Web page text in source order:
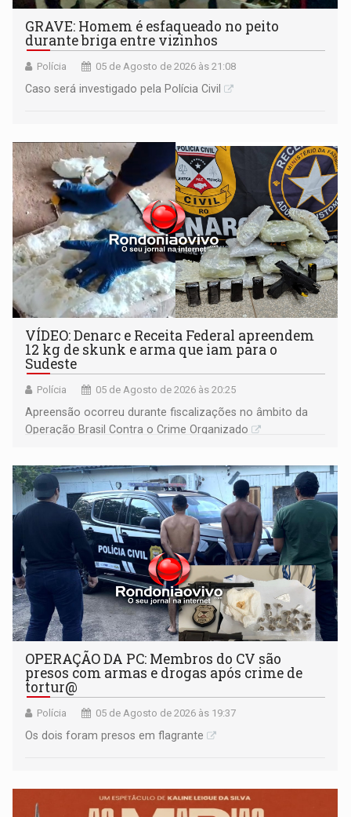
GRAVE: Homem é esfaqueado no peito
durante briga entre vizinhos
Polícia 05 de Agosto de 2026 às 21:08
Caso será investigado pela Polícia Civil
VÍDEO: Denarc e Receita Federal apreendem
12 kg de skunk e arma que iam para o
Sudeste
Polícia 05 de Agosto de 2026 às 20:25
Apreensão ocorreu durante fiscalizações no âmbito da
Operação Brasil Contra o Crime Organizado
OPERAÇÃO DA PC: Membros do CV são
presos com armas e drogas após crime de
tortur@
Polícia 05 de Agosto de 2026 às 19:37
Os dois foram presos em flagrante